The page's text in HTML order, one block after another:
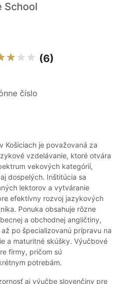
School
(6)
číslo
v Košiciach je považovaná za
vzdelávanie, ktoré otvára
vekových kategórií,
dospelých. Inštitúcia sa
lektorov a vytváranie
efektívny rozvoj jazykových
Ponuka obsahuje rôzne
a obchodnej angličtiny,
po špecializovanú prípravu na
a maturitné skúšky. Výučbové
firmy, pričom sú
potrebám.
aj výučbe slovenčiny pre